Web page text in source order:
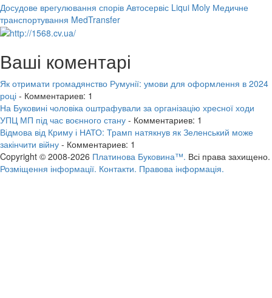
Досудове врегулювання спорів Автосервіс Liqui Moly Медичне
транспортування MedTransfer
Ваші коментарі
Як отримати громадянство Румунії: умови для оформлення в 2024
році - Комментариев: 1
На Буковині чоловіка оштрафували за організацію хресної ходи
УПЦ МП під час воєнного стану - Комментариев: 1
Відмова від Криму і НАТО: Трамп натякнув як Зеленський може
закінчити війну - Комментариев: 1
Copyright © 2008-2026 Платинова Буковина™. Всі права захищено.
Розміщення інформації. Контакти. Правова інформація.